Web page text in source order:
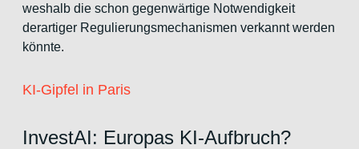
weshalb die schon gegenwärtige Notwendigkeit
derartiger Regulierungsmechanismen verkannt werden
könnte.
KI-Gipfel in Paris
InvestAI: Europas KI-Aufbruch?